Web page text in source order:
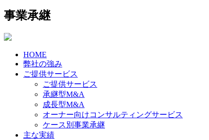
事業承継
HOME
弊社の強み
ご提供サービス
ご提供サービス
承継型M&A
成長型M&A
オーナー向けコンサルティングサービス
ケース別事業承継
主な実績